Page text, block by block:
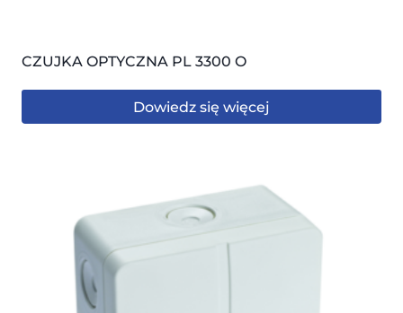
CZUJKA OPTYCZNA PL 3300 O
Dowiedz się więcej